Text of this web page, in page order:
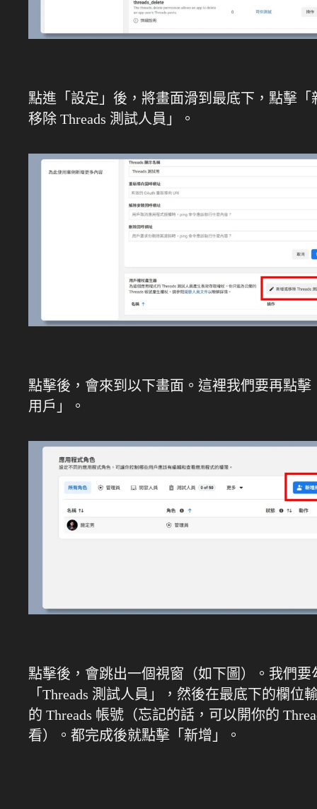
點進「設定」後，將畫面滑到最底下，點擊「
移除 Threads 測試人員」。
點擊後，會來到以下畫面。這裡我們要再點擊
用戶」。
點擊後，會跳出一個視窗（如下圖）。我們要
「Threads 測試人員」，然後在最底下的欄位
的 Threads 帳號（忘記的話，可以開你的
看）。都完成後就點擊「新增」。